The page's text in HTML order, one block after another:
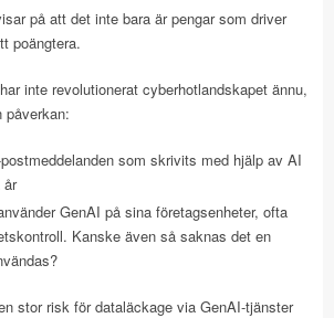
på att det inte bara är pengar som driver
poängtera.
inte revolutionerat cyberhotlandskapet ännu,
påverkan:
som skrivits med hjälp av AI
år
GenAI på sina företagsenheter, ofta
Kanske även så saknas det en
stor risk för dataläckage via GenAI-tjänster